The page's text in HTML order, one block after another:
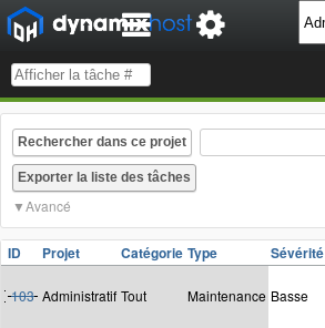
Rechercher dans ce projet
Avancé
ID Projet Catégorie Type Sévérité
103 Administratif Tout Maintenance Basse